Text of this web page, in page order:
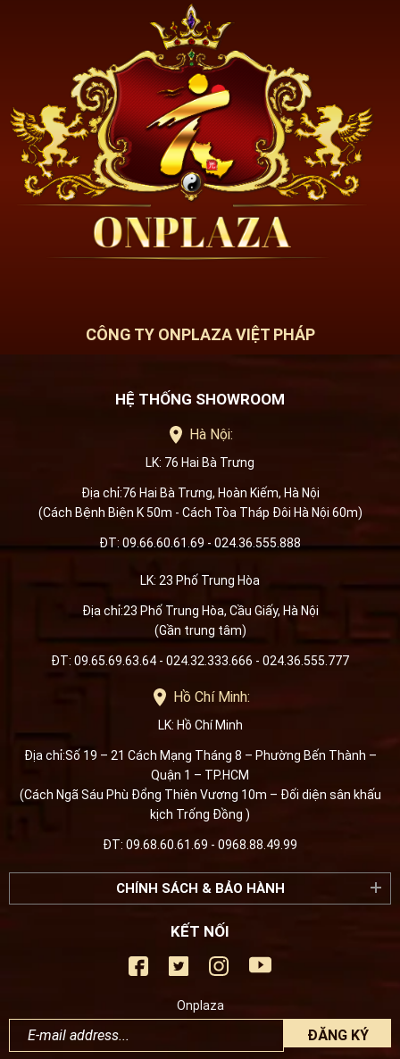
CÔNG TY ONPLAZA VIỆT PHÁP
HỆ THỐNG SHOWROOM
Hà Nội:
LK: 76 Hai Bà Trưng
Địa chỉ:76 Hai Bà Trưng, Hoàn Kiếm, Hà Nội
(Cách Bệnh Biện K 50m - Cách Tòa Tháp Đôi Hà Nội 60m)
ĐT: 09.66.60.61.69 - 024.36.555.888
LK: 23 Phố Trung Hòa
Địa chỉ:23 Phố Trung Hòa, Cầu Giấy, Hà Nội
(Gần trung tâm)
ĐT: 09.65.69.63.64 - 024.32.333.666 - 024.36.555.777
Hồ Chí Minh:
LK: Hồ Chí Minh
Địa chỉ:Số 19 – 21 Cách Mạng Tháng 8 – Phường Bến Thành –
Quận 1 – TP.HCM
(Cách Ngã Sáu Phù Đổng Thiên Vương 10m – Đối diện sân khấu
kịch Trống Đồng )
ĐT: 09.68.60.61.69 - 0968.88.49.99
CHÍNH SÁCH & BẢO HÀNH
KẾT NỐI
Onplaza
ĐĂNG KÝ